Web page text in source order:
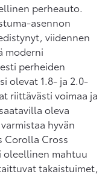
perheauto.
asennon
viidennen
moderni
perheiden
olevat 1.8- ja 2.0-
riittävästi voimaa ja
oleva
hyvän
Corolla Cross
oleellinen mahtuu
takaistuimet,